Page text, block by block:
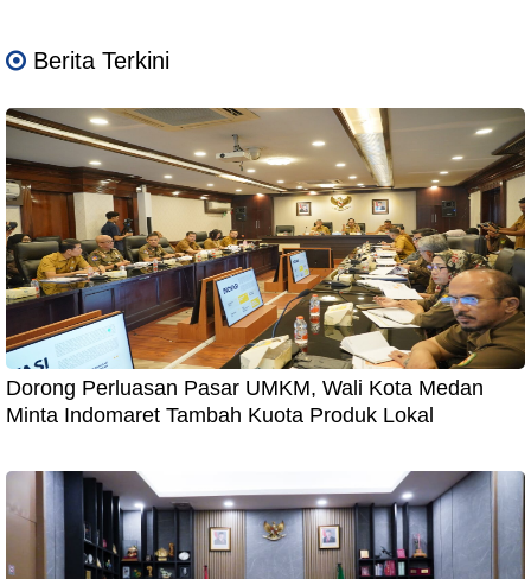
Berita Terkini
Dorong Perluasan Pasar UMKM, Wali Kota Medan
Minta Indomaret Tambah Kuota Produk Lokal